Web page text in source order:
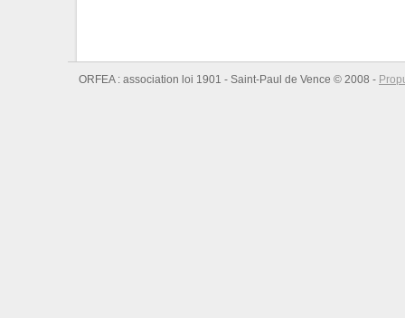
ORFEA : association loi 1901 - Saint-Paul de Vence © 2008 -